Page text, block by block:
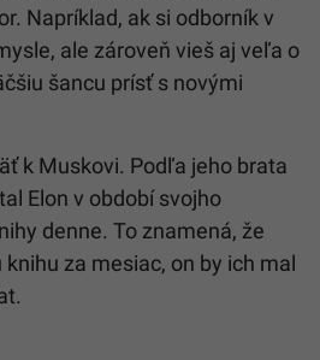
Napríklad, ak si odborník v
ale zároveň vieš aj veľa o
šancu prísť s novými
k Muskovi. Podľa jeho brata
Elon v období svojho
denne. To znamená, že
za mesiac, on by ich mal